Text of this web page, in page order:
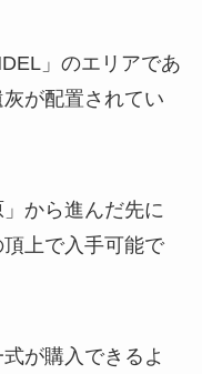
」のエリアであ
が配置されてい
」から進んだ先に
上で入手可能で
が購入できるよ